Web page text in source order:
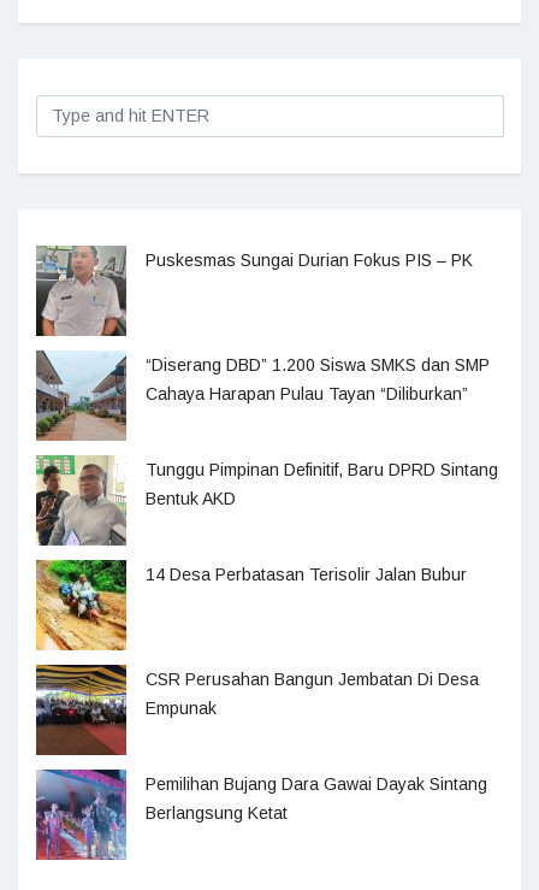
Puskesmas Sungai Durian Fokus PIS – PK
“Diserang DBD” 1.200 Siswa SMKS dan SMP
Cahaya Harapan Pulau Tayan “Diliburkan”
Tunggu Pimpinan Definitif, Baru DPRD Sintang
Bentuk AKD
14 Desa Perbatasan Terisolir Jalan Bubur
CSR Perusahan Bangun Jembatan Di Desa
Empunak
Pemilihan Bujang Dara Gawai Dayak Sintang
Berlangsung Ketat